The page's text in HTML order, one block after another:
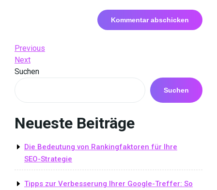
Beitrags-
Navigation
Previous
Post
Previous
Next
Post
Next
Suchen
Suchen
Neueste Beiträge
Die Bedeutung von Rankingfaktoren für Ihre
SEO-Strategie
Tipps zur Verbesserung Ihrer Google-Treffer: So